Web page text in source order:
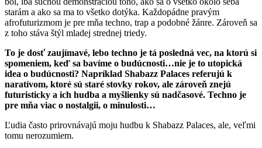
starám a ako sa ma to všetko dotýka. Každopádne pravým
afrofuturizmom je pre mňa techno, trap a podobné žánre. Zároveň sa
z toho stáva štýl mladej strednej triedy.
To je dosť zaujímavé, lebo techno je tá posledná vec, na ktorú si
spomeniem, keď sa bavíme o budúcnosti…nie je to utopická
idea o budúcnosti? Napríklad Shabazz Palaces referujú k
naratívom, ktoré sú staré stovky rokov, ale zároveň znejú
futuristicky a ich hudba a myšlienky sú nadčasové. Techno je
pre mňa viac o nostalgii, o minulosti…
Ľudia často prirovnávajú moju hudbu k Shabazz Palaces, ale, veľmi
tomu nerozumiem.